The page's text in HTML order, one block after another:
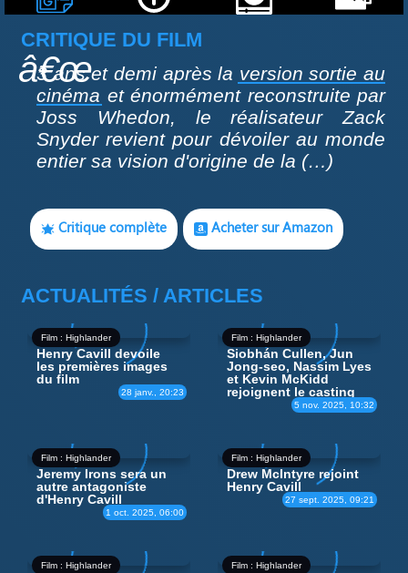
CRITIQUE DU FILM
3 ans et demi après la version sortie au
cinéma et énormément reconstruite par
Joss Whedon, le réalisateur Zack
Snyder revient pour dévoiler au monde
entier sa vision d'origine de la (…)
Critique complète Acheter sur Amazon
ACTUALITÉS / ARTICLES
Film : Highlander
28 janv., 20:23
Henry Cavill devoile
les premières images
du film
Film : Highlander
5 nov. 2025, 10:32
Siobhán Cullen, Jun
Jong-seo, Nassim Lyes
et Kevin McKidd
rejoignent le casting
Film : Highlander
1 oct. 2025, 06:00
Jeremy Irons sera un
autre antagoniste
d'Henry Cavill
Film : Highlander
27 sept. 2025, 09:21
Drew McIntyre rejoint
Henry Cavill
Film : Highlander Film : Highlander